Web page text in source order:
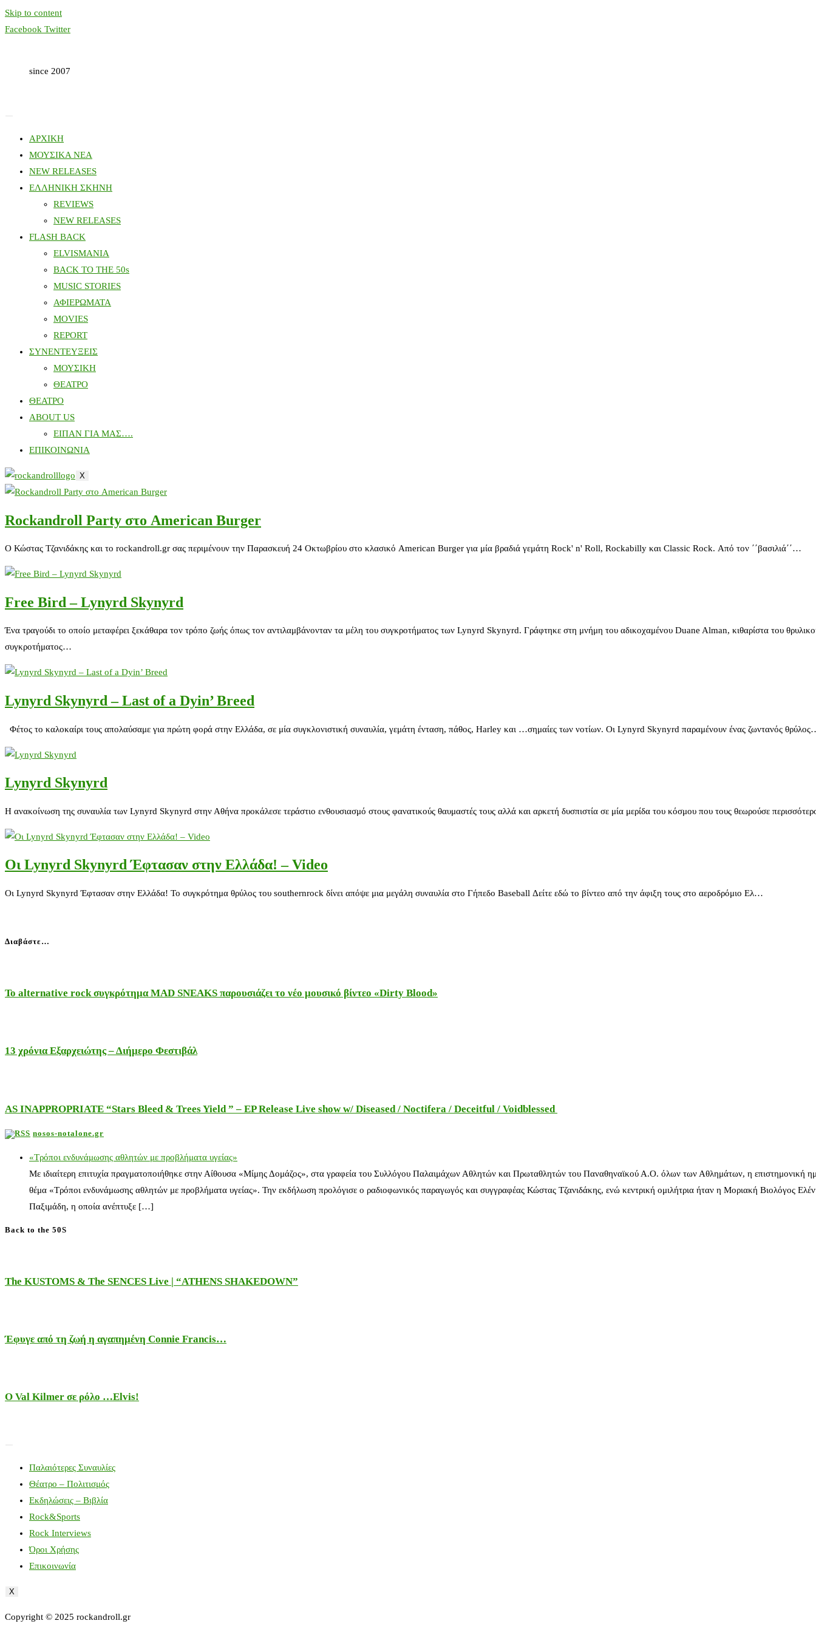
Skip to content
Facebook Twitter
since 2007
ΑΡΧΙΚΗ
ΜΟΥΣΙΚΑ ΝΕΑ
NEW RELEASES
ΕΛΛΗΝΙΚΗ ΣΚΗΝΗ
REVIEWS
NEW RELEASES
FLASH BACK
ELVISMANIA
BACK TO THE 50s
MUSIC STORIES
ΑΦΙΕΡΩΜΑΤΑ
MOVIES
REPORT
ΣΥΝΕΝΤΕΥΞΕΙΣ
ΜΟΥΣΙΚΗ
ΘΕΑΤΡΟ
ΘΕΑΤΡΟ
ABOUT US
ΕΙΠΑΝ ΓΙΑ ΜΑΣ….
ΕΠΙΚΟΙΝΩΝΙΑ
X
Rockandroll Party στο American Burger
Ο Κώστας Τζανιδάκης και το rockandroll.gr σας περιμένουν την Παρασκευή 24 Οκτωβρίου στο κλασικό American Burger για μία βραδιά γεμάτη Rock' n' Roll, Rockabilly και Classic Rock. Από τον ΄΄βασιλιά΄΄…
Free Bird – Lynyrd Skynyrd
Ένα τραγούδι το οποίο μεταφέρει ξεκάθαρα τον τρόπο ζωής όπως τον αντιλαμβάνονταν τα μέλη του συγκροτήματος των Lynyrd Skynyrd. Γράφτηκε στη μνήμη του αδικοχαμένου Duane Alman, κιθαρίστα του
συγκροτήματος…
Lynyrd Skynyrd – Last of a Dyin’ Breed
Φέτος το καλοκαίρι τους απολαύσαμε για πρώτη φορά στην Ελλάδα, σε μία συγκλονιστική συναυλία, γεμάτη ένταση, πάθος, Harley και …σημαίες των νοτίων. Οι Lynyrd Skynyrd παραμένουν ένας ζωντανός
Lynyrd Skynyrd
H ανακοίνωση της συναυλία των Lynyrd Skynyrd στην Αθήνα προκάλεσε τεράστιο ενθουσιασμό στους φανατικούς θαυμαστές τους αλλά και αρκετή δυσπιστία σε μία μερίδα του κόσμου που τους θεωρούσε
Οι Lynyrd Skynyrd Έφτασαν στην Ελλάδα! – Video
Οι Lynyrd Skynyrd Έφτασαν στην Ελλάδα! Το συγκρότημα θρύλος του southernrock δίνει απόψε μια μεγάλη συναυλία στο Γήπεδο Baseball Δείτε εδώ το βίντεο από την άφιξη τους στο αεροδρόμιο Ελ…
Διαβάστε…
Το alternative rock συγκρότημα MAD SNEAKS παρουσιάζει το νέο μουσικό βίντεο «Dirty Blood»
13 χρόνια Εξαρχειώτης – Διήμερο Φεστιβάλ
AS INAPPROPRIATE “Stars Bleed & Trees Yield ” – EP Release Live show w/ Diseased / Noctifera / Deceitful / Voidblessed
nosos-notalone.gr
«Τρόποι ενδυνάμωσης αθλητών με προβλήματα υγείας»
Με ιδιαίτερη επιτυχία πραγματοποιήθηκε στην Αίθουσα «Μίμης Δομάζος», στα γραφεία του Συλλόγου Παλαιμάχων Αθλητών και Πρωταθλητών του Παναθηναϊκού Α.Ο. όλων των Αθλημάτων, η επιστημονική
θέμα «Τρόποι ενδυνάμωσης αθλητών με προβλήματα υγείας». Την εκδήλωση προλόγισε ο ραδιοφωνικός παραγωγός και συγγραφέας Κώστας Τζανιδάκης, ενώ κεντρική ομιλήτρια ήταν η Μοριακή Βιολόγος
Παξιμάδη, η οποία ανέπτυξε […]
Back to the 50S
The KUSTOMS & The SENCES Live | “ATHENS SHAKEDOWN”
Έφυγε από τη ζωή η αγαπημένη Connie Francis…
Ο Val Kilmer σε ρόλο …Elvis!
Παλαιότερες Συναυλίες
Θέατρο – Πολιτισμός
Εκδηλώσεις – Βιβλία
Rock&Sports
Rock Interviews
Όροι Χρήσης
Επικοινωνία
X
Copyright © 2025 rockandroll.gr